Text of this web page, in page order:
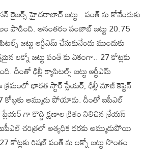
రైజర్స్ హైదరాబాద్ జట్టు.. పంత్ ను కోనేందుకు
పాడింది. అనంతరం పంజాబ్ జట్టు 20.75
జట్టు ఆర్టీఎమ్ చేసుకునేందు ముందుకు
లక్నో జట్టు పంత్ కు ఏకంగా.. 27 కోట్లకు
దీంతో ఢిల్లీ క్యాపిటల్స్ జట్టు ఆర్టీఎమ్
భారత స్టార్ ప్లేయర్, ఢిల్లీ మాజీ కెప్టెన్
అమ్ముడు పోయాడు. దీంతో ఐపీఎల్
గా కొద్ది క్షణాల క్రితం నిలిచిన శ్రేయస్
చరిత్రలో అత్యధిక ధరకు అమ్ముడుపోయి
కోట్లకు రిషబ్ పంత్ ను లక్నో జట్టు సొంతం